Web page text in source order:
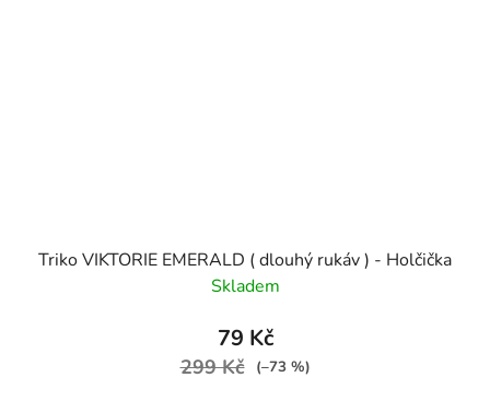
Triko VIKTORIE EMERALD ( dlouhý rukáv ) - Holčička
Skladem
79 Kč
299 Kč (–73 %)